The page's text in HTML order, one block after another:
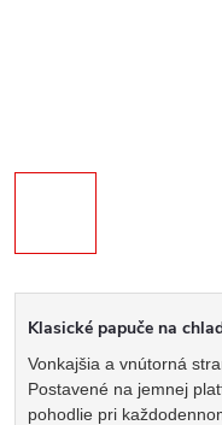
Klasické papuče na
Vonkajšia a vnútorná
Postavené na jemnej
pohodlie pri